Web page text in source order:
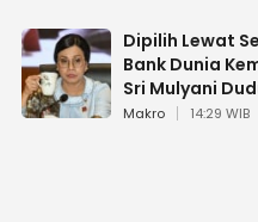
Dipilih Lewat
Bank Dunia
Sri Mulyani
Strategis
Makro 14:29 WIB